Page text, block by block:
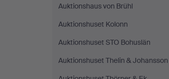
Auktionshaus von Brühl
Auktionshuset Kolonn
Auktionshuset STO Bohuslän
Auktionshuset Thelin & Johansson